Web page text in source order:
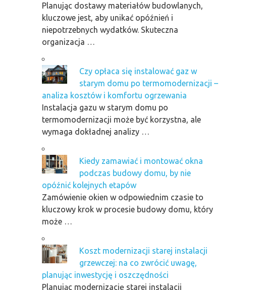
Planując dostawy materiałów budowlanych,
kluczowe jest, aby unikać opóźnień i
niepotrzebnych wydatków. Skuteczna
organizacja …
Czy opłaca się instalować gaz w
starym domu po termomodernizacji –
analiza kosztów i komfortu ogrzewania
Instalacja gazu w starym domu po
termomodernizacji może być korzystna, ale
wymaga dokładnej analizy …
Kiedy zamawiać i montować okna
podczas budowy domu, by nie
opóźnić kolejnych etapów
Zamówienie okien w odpowiednim czasie to
kluczowy krok w procesie budowy domu, który
może …
Koszt modernizacji starej instalacji
grzewczej: na co zwrócić uwagę,
planując inwestycję i oszczędności
Planując modernizację starej instalacji